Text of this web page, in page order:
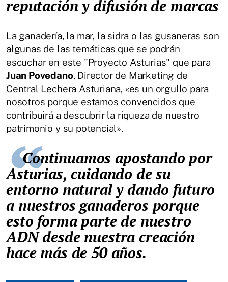
reputación y difusión de marcas
La ganadería, la mar, la sidra o las gusaneras son
algunas de las temáticas que se podrán
escuchar en este "Proyecto Asturias" que para
Juan Povedano, Director de Marketing de
Central Lechera Asturiana, «es un orgullo para
nosotros porque estamos convencidos que
contribuirá a descubrir la riqueza de nuestro
patrimonio y su potencial».
Continuamos apostando por
Asturias, cuidando de su
entorno natural y dando futuro
a nuestros ganaderos porque
esto forma parte de nuestro
ADN desde nuestra creación
hace más de 50 años.